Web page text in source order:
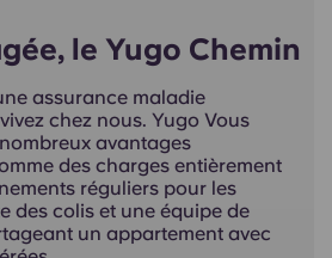
le Yugo Chemin
assurance maladie
chez nous. Yugo Vous
avantages
des charges entièrement
réguliers pour les
des colis et une équipe de
un appartement avec